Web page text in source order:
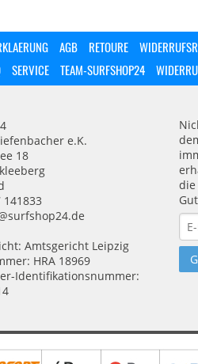
AGB RETOURE
SERVICE TEAM-SURFSHOP24
e.K.
18
141833
Amtsgericht Leipzig
HRA 18969
Identifikationsnummer: